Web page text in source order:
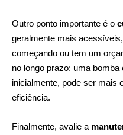
Outro ponto importante é o
geralmente mais
começando ou tem um
no longo prazo: uma
inicialmente, pode ser mais
eficiência.
Finalmente, avalie a